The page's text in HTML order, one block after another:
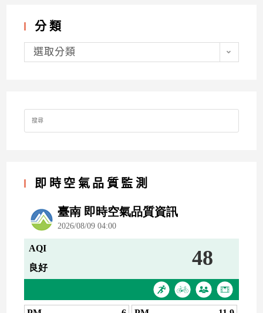
分類
分
類選取分類
Search
for:
即時空氣品質監測